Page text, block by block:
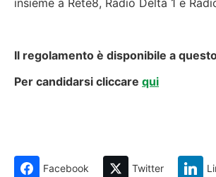
Il regolamento è disponibile a
Per candidarsi cliccare qui
Facebook Twitter